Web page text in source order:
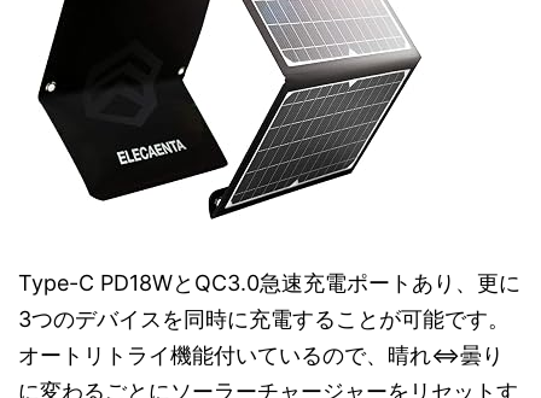
Type-C PD18WとQC3.0急速充電ポートあり、更に
3つのデバイスを同時に充電することが可能です。
オートリトライ機能付いているので、晴れ⇔曇り
に変わるごとにソーラーチャージャーをリセットす